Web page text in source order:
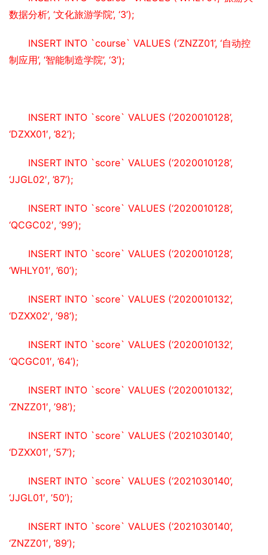
数据分析’, ‘文化旅游学院’, ‘3’);
INSERT INTO `course` VALUES (‘ZNZZ01’, ‘自动控
制应用’, ‘智能制造学院’, ‘3’);
INSERT INTO `score` VALUES (‘2020010128’,
‘DZXX01′, ’82’);
INSERT INTO `score` VALUES (‘2020010128’,
‘JJGL02′, ’87’);
INSERT INTO `score` VALUES (‘2020010128’,
‘QCGC02′, ’99’);
INSERT INTO `score` VALUES (‘2020010128’,
‘WHLY01′, ’60’);
INSERT INTO `score` VALUES (‘2020010132’,
‘DZXX02′, ’98’);
INSERT INTO `score` VALUES (‘2020010132’,
‘QCGC01′, ’64’);
INSERT INTO `score` VALUES (‘2020010132’,
‘ZNZZ01′, ’98’);
INSERT INTO `score` VALUES (‘2021030140’,
‘DZXX01′, ’57’);
INSERT INTO `score` VALUES (‘2021030140’,
‘JJGL01′, ’50’);
INSERT INTO `score` VALUES (‘2021030140’,
‘ZNZZ01′, ’89’);